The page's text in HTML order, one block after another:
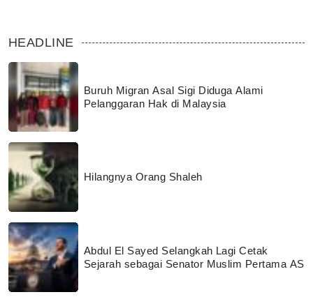
HEADLINE
Buruh Migran Asal Sigi Diduga Alami
Pelanggaran Hak di Malaysia
Hilangnya Orang Shaleh
Abdul El Sayed Selangkah Lagi Cetak
Sejarah sebagai Senator Muslim Pertama AS